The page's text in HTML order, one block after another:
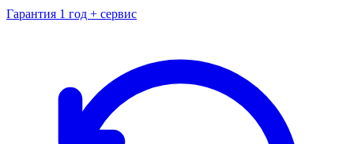
Гарантия 1 год + сервис